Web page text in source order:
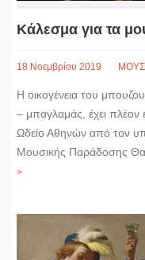
Κάλεσμα για τα
18 Νοεμβρίου 2019
Η οικογένεια του
– μπαγλαμάς, έχει πλέον
Ωδείο Αθηνών από τον
Μουσικής Παράδοσης
>